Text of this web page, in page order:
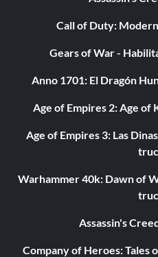
Call of Duty:
Gears of War -
Anno 1701: El Dragón
Age of Empires 2: Age of
Age of Empires 3: Las
Warhammer 40k: Dawn of
Assassin's
Company of Heroes: Tales